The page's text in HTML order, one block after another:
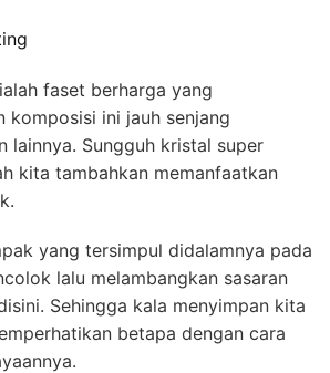
faset berharga yang
komposisi ini jauh senjang
lainnya. Sungguh kristal super
kita tambahkan memanfaatkan
yang tersimpul didalamnya pada
lalu melambangkan sasaran
Sehingga kala menyimpan kita
betapa dengan cara